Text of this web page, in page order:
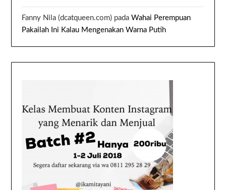
Fanny Nila (dcatqueen.com) padaWahai Perempuan
Pakailah Ini Kalau Mengenakan Warna Putih